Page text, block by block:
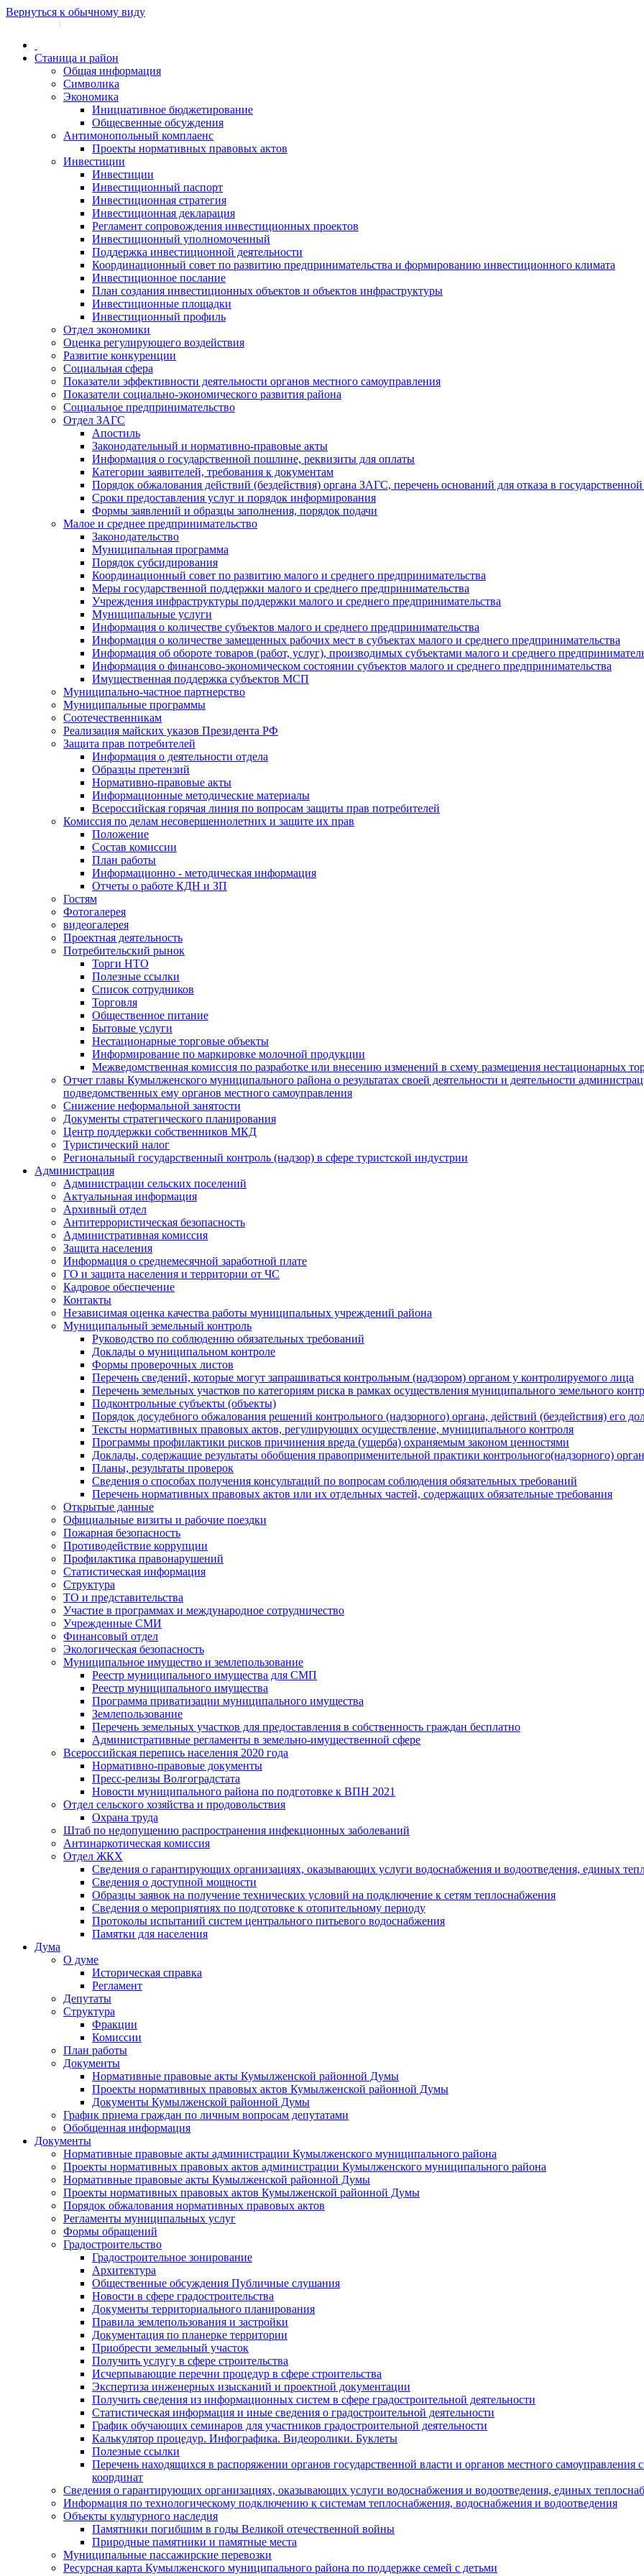
Вернуться к обычному виду
|
Станица и район
Общая информация
Символика
Экономика
Инициативное бюджетирование
Общесвенные обсуждения
Антимонопольный комплаенс
Проекты нормативных правовых актов
Инвестиции
Инвестиции
Инвестиционный паспорт
Инвестиционная стратегия
Инвестиционная декларация
Регламент сопровождения инвестиционных проектов
Инвестиционный уполномоченный
Поддержка инвестиционной деятельности
Координационный совет по развитию предпринимательства и формированию инвестиционного климата
Инвестиционное послание
План создания инвестиционных объектов и объектов инфраструктуры
Инвестиционные площадки
Инвестиционный профиль
Отдел экономики
Оценка регулирующего воздействия
Развитие конкуренции
Социальная сфера
Показатели эффективности деятельности органов местного самоуправления
Показатели социально-экономического развития района
Социальное предпринимательство
Отдел ЗАГС
Апостиль
Законодательный и нормативно-правовые акты
Информация о государственной пошлине, реквизиты для оплаты
Категории заявителей, требования к документам
Порядок обжалования действий (бездействия) органа ЗАГС, перечень оснований для отказа в
Сроки предоставления услуг и порядок информирования
Формы заявлений и образцы заполнения, порядок подачи
Малое и среднее предпринимательство
Законодательство
Муниципальная программа
Порядок субсидирования
Координационный совет по развитию малого и среднего предпринимательства
Меры государственной поддержки малого и среднего предпринимательства
Учреждения инфраструктуры поддержки малого и среднего предпринимательства
Муниципальные услуги
Информация о количестве субъектов малого и среднего предпринимательства
Информация о количестве замещенных рабочих мест в субъектах малого и среднего предпринимательства
Информация об обороте товаров (работ, услуг), производимых субъектами малого и среднего
Информация о финансово-экономическом состоянии субъектов малого и среднего предпринимательства
Имущественная поддержка субъектов МСП
Муниципально-частное партнерство
Муниципальные программы
Соотечественникам
Реализация майских указов Президента РФ
Защита прав потребителей
Информация о деятельности отдела
Образцы претензий
Нормативно-правовые акты
Информационные методические материалы
Всероссийская горячая линия по вопросам защиты прав потребителей
Комиссия по делам несовершеннолетних и защите их прав
Положение
Состав комиссии
План работы
Информационно - методическая информация
Отчеты о работе КДН и ЗП
Гостям
Фотогалерея
видеогалерея
Проектная деятельность
Потребительский рынок
Торги НТО
Полезные ссылки
Список сотрудников
Торговля
Общественное питание
Бытовые услуги
Нестационарные торговые объекты
Информирование по маркировке молочной продукции
Межведомственная комиссия по разработке или внесению изменений в схему размещения нестационарных
Отчет главы Кумылженского муниципального района о результатах своей деятельности и деятельности
подведомственных ему органов местного самоуправления
Снижение неформальной занятости
Документы стратегического планирования
Центр поддержки собственников МКД
Туристический налог
Региональный государственный контроль (надзор) в сфере туристской индустрии
Администрация
Администрации сельских поселений
Актуальньная информация
Архивный отдел
Антитеррористическая безопасность
Административная комиссия
Защита населения
Информация о среднемесячной заработной плате
ГО и защита населения и территории от ЧС
Кадровое обеспечение
Контакты
Независимая оценка качества работы муниципальных учреждений района
Муниципальный земельный контроль
Руководство по соблюдению обязательных требований
Доклады о муниципальном контроле
Формы проверочных листов
Перечень сведений, которые могут запрашиваться контрольным (надзором) органом у контролируемого лица
Перечень земельных участков по категориям риска в рамках осуществления муниципального земельного
Подконтрольные субъекты (объекты)
Порядок досудебного обжалования решений контрольного (надзорного) органа, действий (бездействия) его
Тексты нормативных правовых актов, регулирующих осуществление, муниципального контроля
Программы профилактики рисков причинения вреда (ущерба) охраняемым законом ценностями
Доклады, содержащие результаты обобщения правоприменительной практики контрольного(надзорного)
Планы, результаты проверок
Сведения о способах получения консультаций по вопросам соблюдения обязательных требований
Перечень нормативных правовых актов или их отдельных частей, содержащих обязательные требования
Открытые данные
Официальные визиты и рабочие поездки
Пожарная безопасность
Противодействие коррупции
Профилактика правонарушений
Статистическая информация
Структура
ТО и представительства
Участие в программах и международное сотрудничество
Учрежденные СМИ
Финансовый отдел
Экологическая безопасность
Муниципальное имущество и землепользование
Реестр муниципального имущества для СМП
Реестр муниципального имущества
Программа приватизации муниципального имущества
Землепользование
Перечень земельных участков для предоставления в собственность граждан бесплатно
Административные регламенты в земельно-имущественной сфере
Всероссийская перепись населения 2020 года
Нормативно-правовые документы
Пресс-релизы Волгоградстата
Новости муниципального района по подготовке к ВПН 2021
Отдел сельского хозяйства и продовольствия
Охрана труда
Штаб по недопущению распространения инфекционных заболеваний
Антинаркотическая комиссия
Отдел ЖКХ
Сведения о гарантирующих организациях, оказывающих услуги водоснабжения и водоотведения, единых
Сведения о доступной мощности
Образцы заявок на получение технических условий на подключение к сетям теплоснабжения
Сведения о мероприятиях по подготовке к отопительному периоду
Протоколы испытаний систем центрального питьевого водоснабжения
Памятки для населения
Дума
О думе
Историческая справка
Регламент
Депутаты
Структура
Фракции
Комиссии
План работы
Документы
Нормативные правовые акты Кумылженской районной Думы
Проекты нормативных правовых актов Кумылженской районной Думы
Документы Кумылженской районной Думы
График приема граждан по личным вопросам депутатами
Обобщенная информация
Документы
Нормативные правовые акты администрации Кумылженского муниципального района
Проекты нормативных правовых актов администрации Кумылженского муниципального района
Нормативные правовые акты Кумылженской районной Думы
Проекты нормативных правовых актов Кумылженской районной Думы
Порядок обжалования нормативных правовых актов
Регламенты муниципальных услуг
Формы обращений
Градостроительство
Градостроительное зонирование
Архитектура
Общественные обсуждения Публичные слушания
Новости в сфере градостроительства
Документы территориального планирования
Правила землепользования и застройки
Документация по планерке территории
Приобрести земельный участок
Получить услугу в сфере строительства
Исчерпывающие перечни процедур в сфере строительства
Экспертиза инженерных изысканий и проектной документации
Получить сведения из информационных систем в сфере градостроительной деятельности
Статистическая информация и иные сведения о градостроительной деятельности
График обучающих семинаров для участников градостроительной деятельности
Калькулятор процедур. Инфографика. Видеоролики. Буклеты
Полезные ссылки
Перечень находящихся в распоряжении органов государственной власти и органов местного
координат
Сведения о гарантирующих организациях, оказывающих услуги водоснабжения и водоотведения, единых
Информация по технологическому подключению к системам теплоснабжения, водоснабжения и водоотведения
Объекты культурного наследия
Памятники погибшим в годы Великой отечественной войны
Природные памятники и памятные места
Муниципальные пассажирские перевозки
Ресурсная карта Кумылженского муниципального района по поддержке семей с детьми